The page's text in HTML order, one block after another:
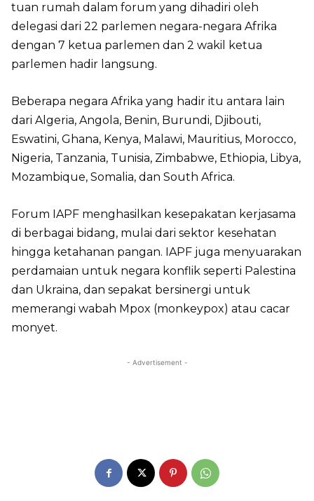
tuan rumah dalam forum yang dihadiri oleh
delegasi dari 22 parlemen negara-negara Afrika
dengan 7 ketua parlemen dan 2 wakil ketua
parlemen hadir langsung.
Beberapa negara Afrika yang hadir itu antara lain
dari Algeria, Angola, Benin, Burundi, Djibouti,
Eswatini, Ghana, Kenya, Malawi, Mauritius, Morocco,
Nigeria, Tanzania, Tunisia, Zimbabwe, Ethiopia, Libya,
Mozambique, Somalia, dan South Africa.
Forum IAPF menghasilkan kesepakatan kerjasama
di berbagai bidang, mulai dari sektor kesehatan
hingga ketahanan pangan. IAPF juga menyuarakan
perdamaian untuk negara konflik seperti Palestina
dan Ukraina, dan sepakat bersinergi untuk
memerangi wabah Mpox (monkeypox) atau cacar
monyet.
- Advertisement -